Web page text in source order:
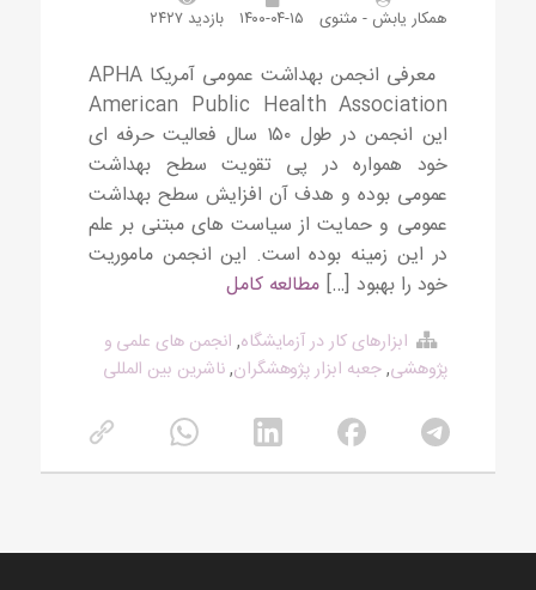
همکار یابش - مثنوی ۱۴۰۰-۰۴-۱۵ بازدید ۲۴۲۷
معرفی انجمن بهداشت عمومی آمریکا APHA
American Public Health Association
این انجمن در طول ۱۵۰ سال فعالیت حرفه ای
خود همواره در پی تقویت سطح بهداشت
عمومی بوده و هدف آن افزایش سطح بهداشت
عمومی و حمایت از سیاست های مبتنی بر علم
در این زمینه بوده است. این انجمن ماموریت
خود را بهبود […] مطالعه کامل
ابزارهای کار در آزمایشگاه, انجمن های علمی و
پژوهشی,جعبه ابزار پژوهشگران,ناشرین بین المللی